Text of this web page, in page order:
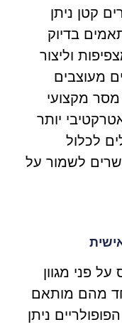
קטן ניתן
בדיוק
וליצור
מעוצבים
מקצועי
יותר
לכלול
לשמור על
פני מגוון
מהם מותאם
ניתן